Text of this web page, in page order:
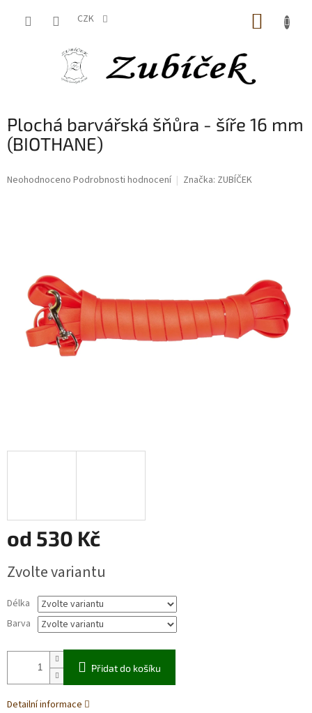
CZK
Plochá barvářská šňůra - šíře 16 mm
(BIOTHANE)
Průměrné
hvězdiček.
Neohodnoceno Podrobnosti hodnocení Značka: ZUBÍČEK
od 530 Kč
cena:
Zvolte variantu
Délka
Barva
Přidat do košíku
Detailní informace